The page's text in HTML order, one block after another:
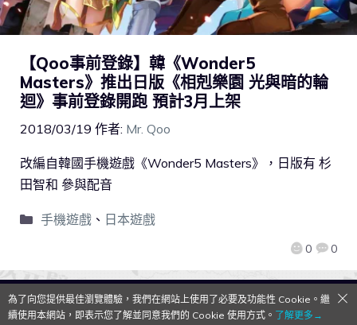
【Qoo事前登錄】韓《Wonder5
Masters》推出日版《相剋樂園 光與暗的輪
迴》事前登錄開跑 預計3月上架
2018/03/19 作者: Mr. Qoo
0 0
改編自韓國手機遊戲《Wonder5 Masters》，日版有 杉
田智和 參與配音
手機遊戲、 日本遊戲
QooApp Limited © 2026
為了向您提供最佳瀏覽體驗，我們在網站上使用了必要及功能性 Cookie。繼
續使用本網站，即表示您了解並同意我們的 Cookie 使用方式。 了解更多→